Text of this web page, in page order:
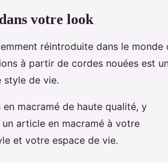
votre look
réintroduite dans le monde
à partir de cordes nouées est
style de vie.
macramé de haute qualité, y
article en macramé à votre
et votre espace de vie.